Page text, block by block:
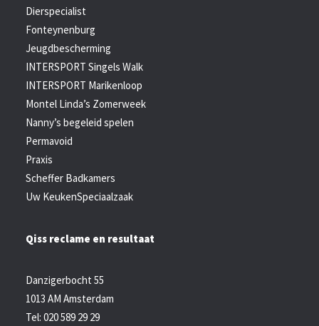
Dierspecialist
Fonteynenburg
Jeugdbescherming
INTERSPORT Singels Walk
INTERSPORT Marikenloop
Montel Linda’s Zomerweek
Nanny’s begeleid spelen
Permavoid
Praxis
Scheffer Badkamers
Uw KeukenSpeciaalzaak
Qiss reclame en resultaat
Danzigerbocht 55
1013 AM Amsterdam
Tel: 020 589 29 29